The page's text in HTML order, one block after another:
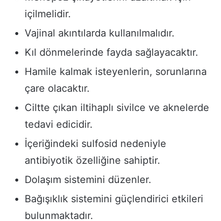
içilmelidir.
Vajinal akıntılarda kullanılmalıdır.
Kıl dönmelerinde fayda sağlayacaktır.
Hamile kalmak isteyenlerin, sorunlarına
çare olacaktır.
Ciltte çıkan iltihaplı sivilce ve aknelerde
tedavi edicidir.
İçeriğindeki sulfosid nedeniyle
antibiyotik özelliğine sahiptir.
Dolaşım sistemini düzenler.
Bağışıklık sistemini güçlendirici etkileri
bulunmaktadır.